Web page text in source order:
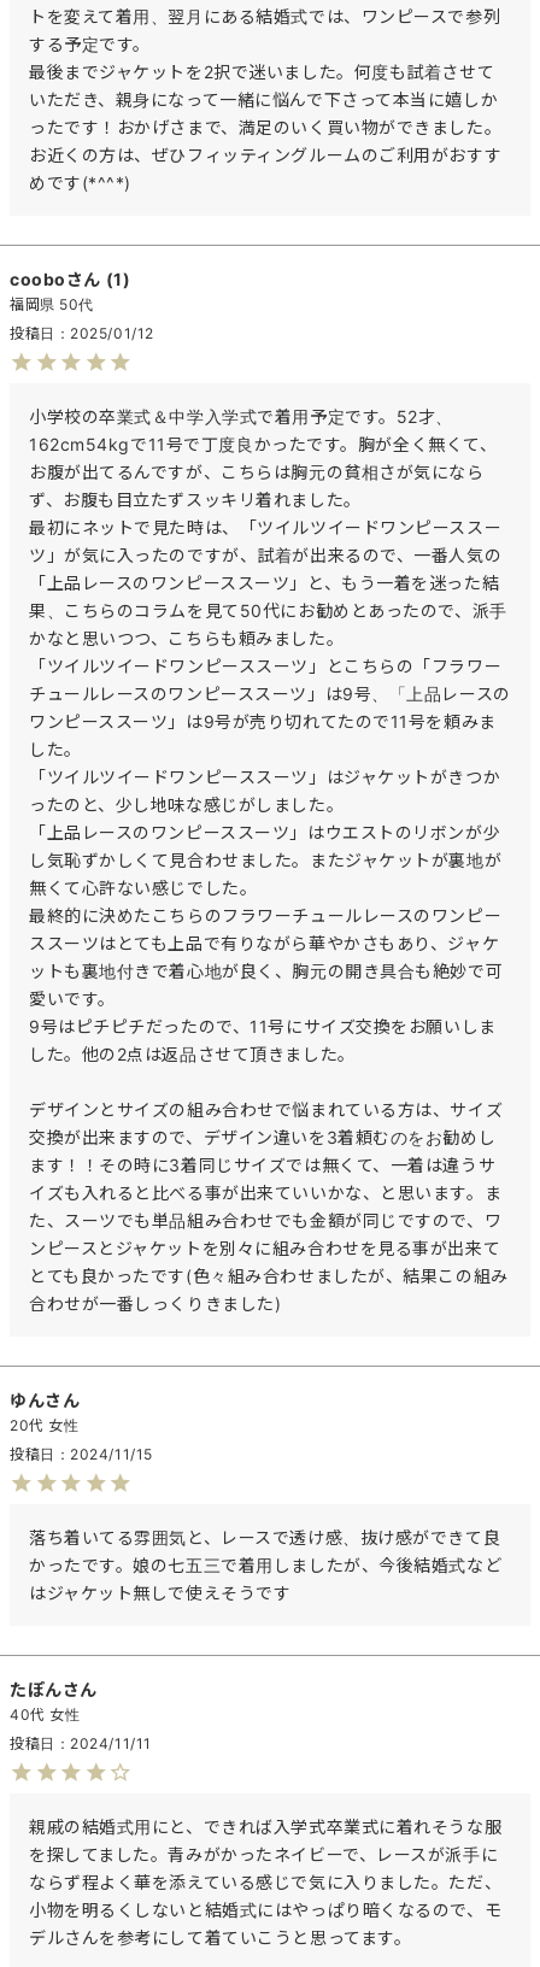
トを変えて着用、翌月にある結婚式では、ワンピースで参列
する予定です。
最後までジャケットを2択で迷いました。何度も試着させて
いただき、親身になって一緒に悩んで下さって本当に嬉しか
ったです！おかげさまで、満足のいく買い物ができました。
お近くの方は、ぜひフィッティングルームのご利用がおすす
めです(*^^*)
coobo 1
福岡県 50代
投稿日
2025/01/12
小学校の卒業式＆中学入学式で着用予定です。52才、
162cm54kgで11号で丁度良かったです。胸が全く無くて、
お腹が出てるんですが、こちらは胸元の貧相さが気になら
ず、お腹も目立たずスッキリ着れました。
最初にネットで見た時は、「ツイルツイードワンピーススー
ツ」が気に入ったのですが、試着が出来るので、一番人気の
「上品レースのワンピーススーツ」と、もう一着を迷った結
果、こちらのコラムを見て50代にお勧めとあったので、派手
かなと思いつつ、こちらも頼みました。
「ツイルツイードワンピーススーツ」とこちらの「フラワー
チュールレースのワンピーススーツ」は9号、「上品レースの
ワンピーススーツ」は9号が売り切れてたので11号を頼みま
した。
「ツイルツイードワンピーススーツ」はジャケットがきつか
ったのと、少し地味な感じがしました。
「上品レースのワンピーススーツ」はウエストのリボンが少
し気恥ずかしくて見合わせました。またジャケットが裏地が
無くて心許ない感じでした。
最終的に決めたこちらのフラワーチュールレースのワンピー
ススーツはとても上品で有りながら華やかさもあり、ジャケ
ットも裏地付きで着心地が良く、胸元の開き具合も絶妙で可
愛いです。
9号はピチピチだったので、11号にサイズ交換をお願いしま
した。他の2点は返品させて頂きました。
デザインとサイズの組み合わせで悩まれている方は、サイズ
交換が出来ますので、デザイン違いを3着頼むのをお勧めし
ます！！その時に3着同じサイズでは無くて、一着は違うサ
イズも入れると比べる事が出来ていいかな、と思います。ま
た、スーツでも単品組み合わせでも金額が同じですので、ワ
ンピースとジャケットを別々に組み合わせを見る事が出来て
とても良かったです(色々組み合わせましたが、結果この組み
合わせが一番しっくりきました)
ゆん
20代 女性
投稿日
2024/11/15
落ち着いてる雰囲気と、レースで透け感、抜け感ができて良
かったです。娘の七五三で着用しましたが、今後結婚式など
はジャケット無しで使えそうです
たぽん
40代 女性
投稿日
2024/11/11
親戚の結婚式用にと、できれば入学式卒業式に着れそうな服
を探してました。青みがかったネイビーで、レースが派手に
ならず程よく華を添えている感じで気に入りました。ただ、
小物を明るくしないと結婚式にはやっぱり暗くなるので、モ
デルさんを参考にして着ていこうと思ってます。